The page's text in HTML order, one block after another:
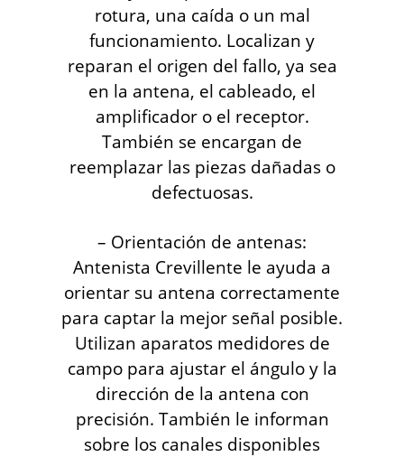
rotura, una caída o un mal
funcionamiento. Localizan y
reparan el origen del fallo, ya sea
en la antena, el cableado, el
amplificador o el receptor.
También se encargan de
reemplazar las piezas dañadas o
defectuosas.
– Orientación de antenas:
Antenista Crevillente le ayuda a
orientar su antena correctamente
para captar la mejor señal posible.
Utilizan aparatos medidores de
campo para ajustar el ángulo y la
dirección de la antena con
precisión. También le informan
sobre los canales disponibles